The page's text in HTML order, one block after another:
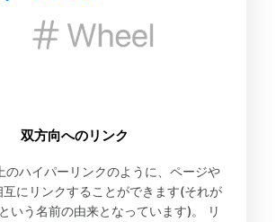
双方向へのリンク
のハイパーリンクのように、ページや
互にリンクすることができます(それが
いう名前の由来となっています)。 リ